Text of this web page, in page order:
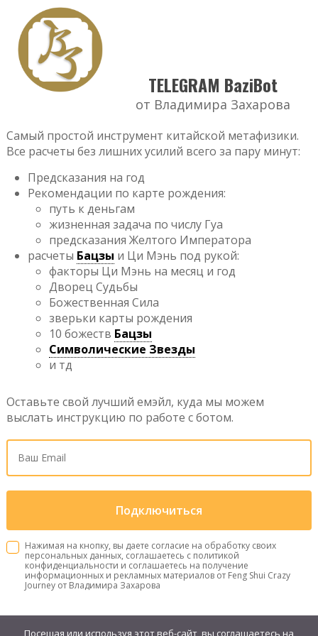
TELEGRAM BaziBot
от Владимира Захарова
Самый простой инструмент китайской метафизики.
Все расчеты без лишних усилий всего за пару минут:
Предсказания на год
Рекомендации по карте рождения:
путь к деньгам
жизненная задача по числу Гуа
предсказания Желтого Императора
расчеты Бацзы и Ци Мэнь под рукой:
факторы Ци Мэнь на месяц и год
Дворец Судьбы
Божественная Сила
зверьки карты рождения
10 божеств Бацзы
Символические Звезды
и тд
Оставьте свой лучший емэйл, куда мы можем
выслать инструкцию по работе с ботом.
Нажимая на кнопку, вы даете согласие на обработку своих
персональных данных, соглашаетесь с политикой
конфиденциальности и соглашаетесь на получение
информационных и рекламных материалов от Feng Shui Crazy
Journey от Владимира Захарова
Посещая или используя этот веб-сайт, вы соглашаетесь на